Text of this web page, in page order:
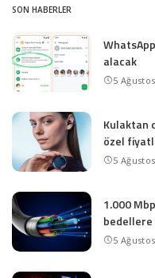
SON HABERLER
alacak
5
Kulaktan
özel
5
1.000
5